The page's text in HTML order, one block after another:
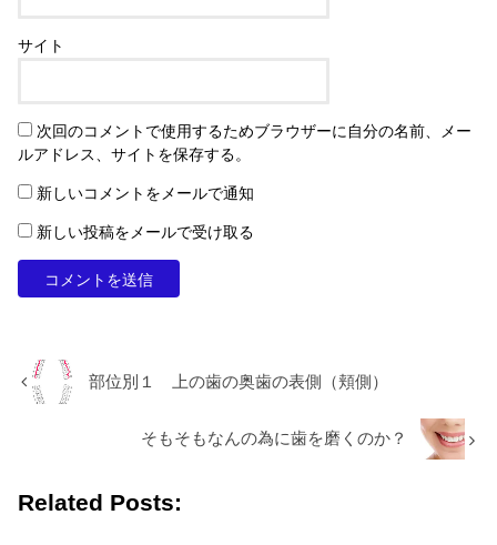
サイト
次回のコメントで使用するためブラウザーに自分の名前、メー
ルアドレス、サイトを保存する。
新しいコメントをメールで通知
新しい投稿をメールで受け取る
部位別１ 上の歯の奥歯の表側（頬側）
そもそもなんの為に歯を磨くのか？
Related Posts: